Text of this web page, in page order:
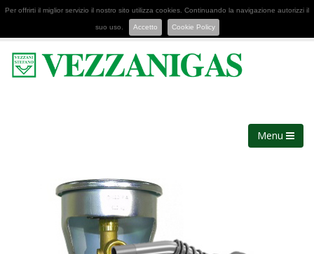
Per offrirti il miglior servizio il nostro sito utilizza cookies. Continuando la navigazione autorizzi il
suo uso. Accetto Cookie Policy
Menu